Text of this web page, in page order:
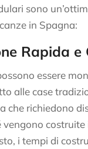
sono
in Spagna:
Rapida e
essere
alle case
che richiedono
vengono
i tempi di